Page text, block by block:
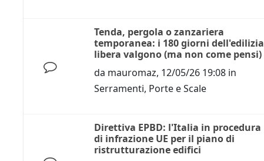
Tenda, pergola o zanzariera
temporanea: i 180 giorni dell'edilizia
libera valgono (ma non come pensi)
da mauromaz, 12/05/26 19:08 in
Serramenti, Porte e Scale
Direttiva EPBD: l'Italia in procedura
di infrazione UE per il piano di
ristrutturazione edifici